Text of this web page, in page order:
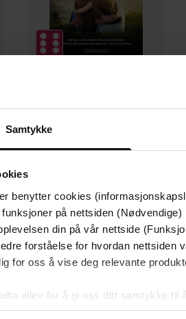
Samtykke
benytter cookies
på nettsiden (Nødvendige)
din på vår nettside
forståelse for hvordan nettsiden
for oss å vise deg relevante
alle» for å gi oss ditt samtykke
formål ved å klikke på
EBOK
Premium